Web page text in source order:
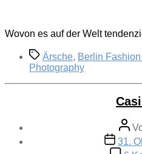
Wovon es auf der Welt
Schlagwörter
Ärsche, Berlin
Photography
31.